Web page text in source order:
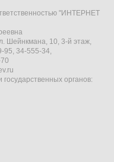
"ИНТЕРНЕТ
Шейнкмана, 10, 3-й этаж,
95, 34-555-34,
органов: